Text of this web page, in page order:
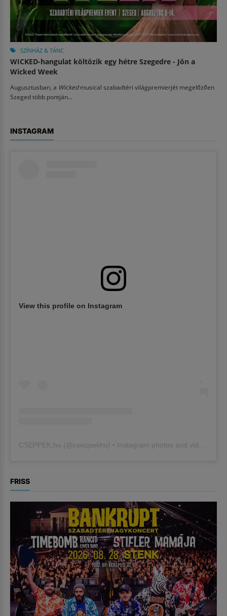
SZÍNHÁZ & TÁNC
WICKED-hangulat költözik egy hétre Szegedre - Jön a
Wicked Week
Augusztusban, a Wickedmusical szabadtéri világpremierjét megelőzően
Szeged több pontján...
INSTAGRAM
View this profile on Instagram
CSEPPEK.hu (@cseppekhu ) • Instagram photos and videos
FRISS